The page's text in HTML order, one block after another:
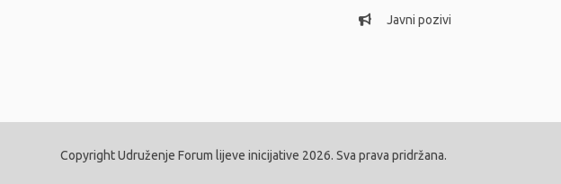
Javni pozivi
Copyright Udruženje Forum lijeve inicijative 2026. Sva prava pridržana.